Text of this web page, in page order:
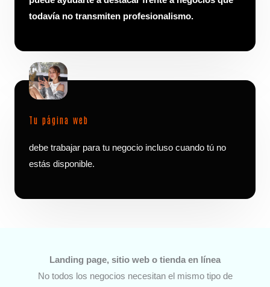
todavía no transmiten profesionalismo.
Tu página web
debe trabajar para tu negocio incluso cuando tú no
estás disponible.
Landing page, sitio web o tienda en línea
No todos los negocios necesitan el mismo tipo de